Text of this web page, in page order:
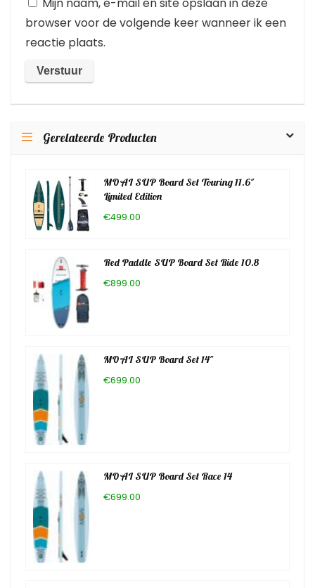
browser voor de volgende keer wanneer ik een
reactie plaats.
Gerelateerde Producten
MOAI SUP Board Set Touring 11.6″
Limited Edition
€499.00
Red Paddle SUP Board Set Ride 10.8
€899.00
MOAI SUP Board Set 14″
€699.00
MOAI SUP Board Set Race 14
€699.00